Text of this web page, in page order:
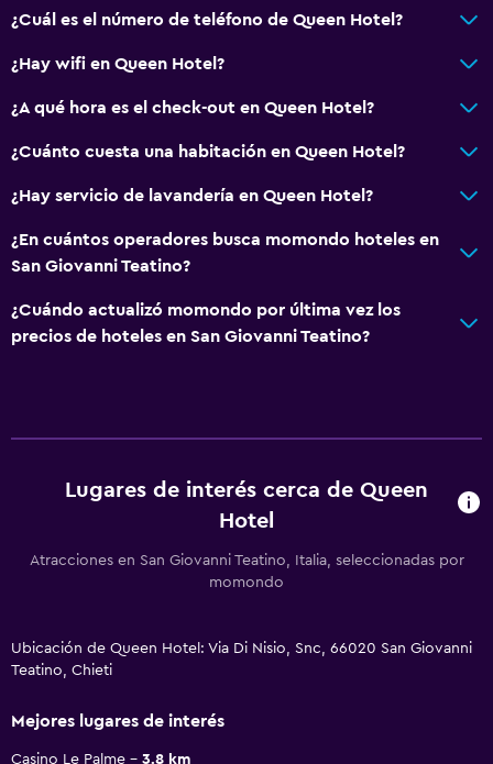
¿Cuál es el número de teléfono de Queen Hotel?
¿Hay wifi en Queen Hotel?
¿A qué hora es el check-out en Queen Hotel?
¿Cuánto cuesta una habitación en Queen Hotel?
¿Hay servicio de lavandería en Queen Hotel?
¿En cuántos operadores busca momondo hoteles en
San Giovanni Teatino?
¿Cuándo actualizó momondo por última vez los
precios de hoteles en San Giovanni Teatino?
Lugares de interés cerca de Queen
Hotel
Atracciones en San Giovanni Teatino, Italia, seleccionadas por
momondo
Ubicación de Queen Hotel: Via Di Nisio, Snc, 66020 San Giovanni
Teatino, Chieti
Mejores lugares de interés
Casino Le Palme 3.8 km